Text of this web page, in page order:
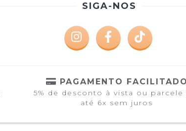
SIGA-NOS
PAGAMENTO FACILITADO
5% de desconto à vista ou parcele
até 6x sem juros